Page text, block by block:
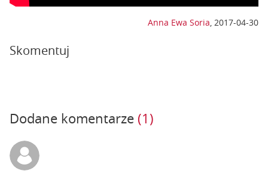
Anna Ewa Soria, 2017-04-30
Skomentuj
Dodane komentarze (1)